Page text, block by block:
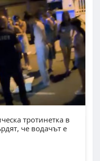
тротинетка в
че водачът е